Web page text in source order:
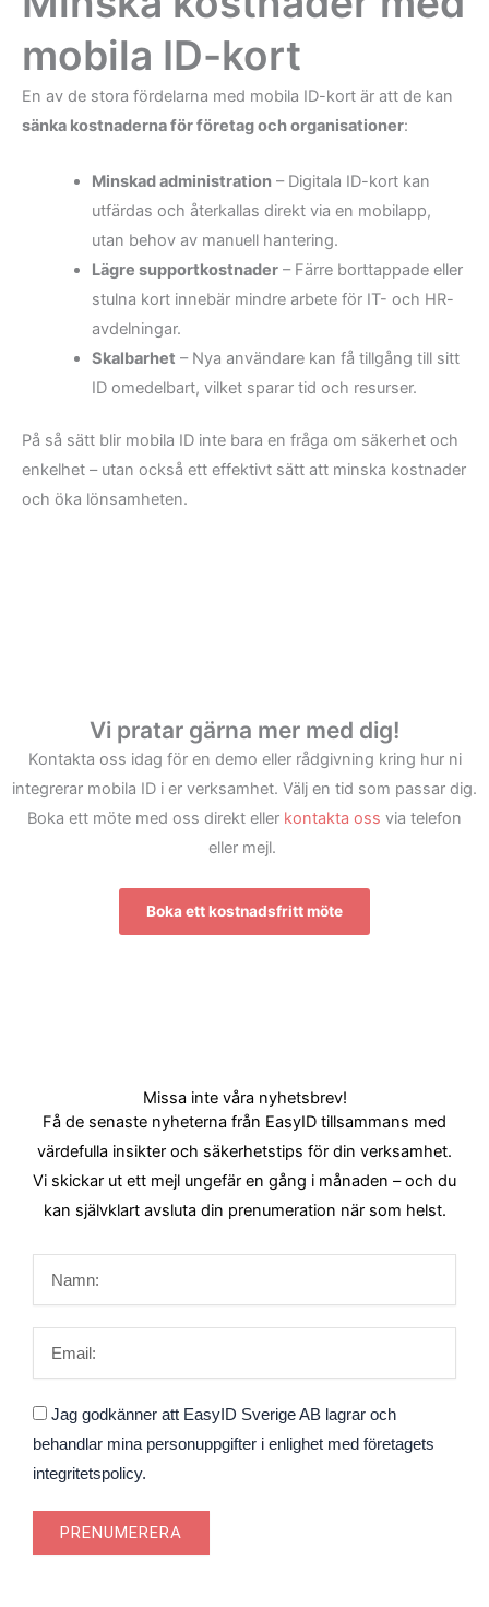
mobila ID-kort
En av de stora fördelarna med mobila ID-kort är att de kan
sänka kostnaderna för företag och organisationer:
Minskad administration– Digitala ID-kort kan
utfärdas och återkallas direkt via en mobilapp,
utan behov av manuell hantering.
Lägre supportkostnader– Färre borttappade eller
stulna kort innebär mindre arbete för IT- och HR-
avdelningar.
Skalbarhet – Nya användare kan få tillgång till sitt
ID omedelbart, vilket sparar tid och resurser.
På så sätt blir mobila ID inte bara en fråga om säkerhet och
enkelhet – utan också ett effektivt sätt att minska kostnader
och öka lönsamheten.
Vi pratar gärna mer med dig!
Kontakta oss idag för en demo eller rådgivning kring hur ni
integrerar mobila ID i er verksamhet. Välj en tid som passar dig.
Boka ett möte med oss direkt eller kontakta oss via telefon
eller mejl.
Boka ett kostnadsfritt möte
Missa inte våra nyhetsbrev!
Få de senaste nyheterna från EasyID tillsammans med
värdefulla insikter och säkerhetstips för din verksamhet.
Vi skickar ut ett mejl ungefär en gång i månaden – och du
kan självklart avsluta din prenumeration när som helst.
Godkännande
Jag godkänner att EasyID Sverige AB lagrar och
behandlar mina personuppgifter i enlighet med företagets
integritetspolicy.
PRENUMERERA